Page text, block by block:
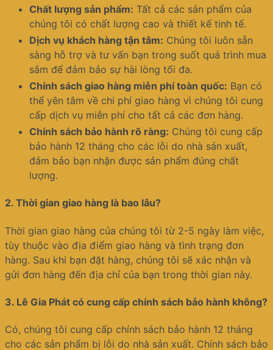
Chất lượng sản phẩm: Tất cả các sản phẩm của
chúng tôi có chất lượng cao và thiết kế tinh tế.
Dịch vụ khách hàng tận tâm: Chúng tôi luôn sẵn
sàng hỗ trợ và tư vấn bạn trong suốt quá trình mua
sắm để đảm bảo sự hài lòng tối đa.
Chính sách giao hàng miễn phí toàn quốc: Bạn có
thể yên tâm về chi phí giao hàng vì chúng tôi cung
cấp dịch vụ miễn phí cho tất cả các đơn hàng.
Chính sách bảo hành rõ ràng: Chúng tôi cung cấp
bảo hành 12 tháng cho các lỗi do nhà sản xuất,
đảm bảo bạn nhận được sản phẩm đúng chất
lượng.
2. Thời gian giao hàng là bao lâu?
Thời gian giao hàng của chúng tôi từ 2-5 ngày làm việc,
tùy thuộc vào địa điểm giao hàng và tình trạng đơn
hàng. Sau khi bạn đặt hàng, chúng tôi sẽ xác nhận và
gửi đơn hàng đến địa chỉ của bạn trong thời gian này.
3. Lê Gia Phát có cung cấp chính sách bảo hành không?
Có, chúng tôi cung cấp chính sách bảo hành 12 tháng
cho các sản phẩm bị lỗi do nhà sản xuất. Chính sách bảo